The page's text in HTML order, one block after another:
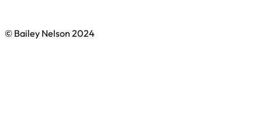
© Bailey Nelson 2024